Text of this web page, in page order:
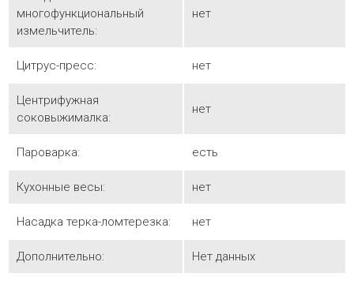
многофункциональный
измельчитель:
нет
Цитрус-пресс: нет
Центрифужная
соковыжималка:
нет
Пароварка: есть
Кухонные весы: нет
Насадка терка-ломтерезка: нет
Дополнительно: Нет данных